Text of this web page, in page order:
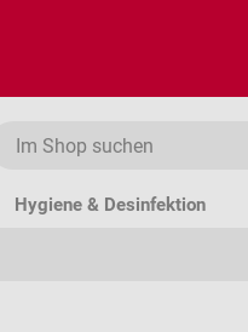
Hygiene & Desinfektion